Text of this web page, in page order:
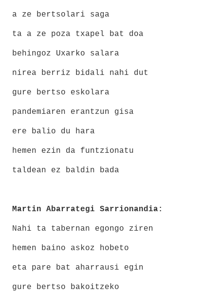
a ze bertsolari saga
ta a ze poza txapel bat doa
behingoz Uxarko salara
nirea berriz bidali nahi dut
gure bertso eskolara
pandemiaren erantzun gisa
ere balio du hara
hemen ezin da funtzionatu
taldean ez baldin bada
Martin Abarrategi Sarrionandia:
Nahi ta tabernan egongo ziren
hemen baino askoz hobeto
eta pare bat aharrausi egin
gure bertso bakoitzeko